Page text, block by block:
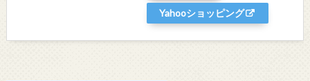
Yahooショッピング